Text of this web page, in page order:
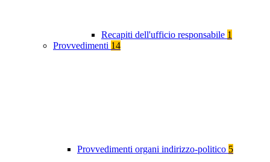
Recapiti dell'ufficio responsabile 1
Provvedimenti 14
Provvedimenti organi indirizzo-politico 5